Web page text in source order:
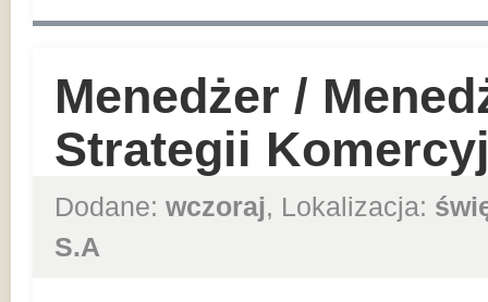
Menedżer /
Strategii
Dodane: wczoraj, Lokalizacja:
S.A